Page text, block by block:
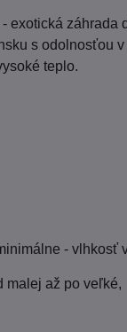
exotická záhrada
s odolnosťou
teplo.
- vlhkosť
malej až po veľké,